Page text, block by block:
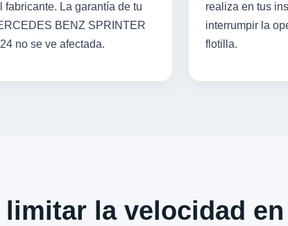
fabricante. La garantía de tu
BENZ SPRINTER
no se ve afectada.
realiza en tus
interrumpir la
flotilla.
la velocidad